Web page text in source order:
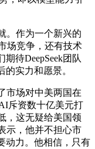
。作为一个新兴的
场竞争，还有技术
待DeepSeek团队
实力和愿景。
市场对中美两国在
斥资数十亿美元打
，这无疑给美国领
示，他并不担心市
动力。他相信，只有